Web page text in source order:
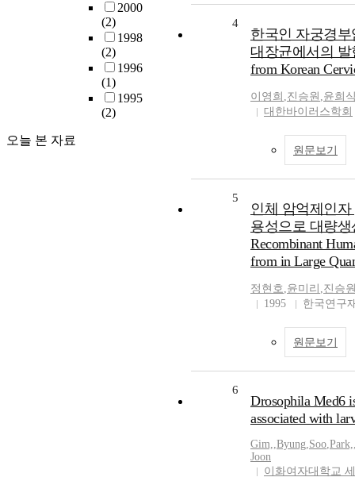
2000
(2)
1998
(2)
1996
(1)
1995
(2)
오늘 본 자료
4
한국인 자궁경부
대장균에서의 발
from Korean
이영희 ,진승원 ,윤희
대한바이러스학회
원문보기
5
인체 암억제인
용성으로 대량생
Recombinant
from in Large
정현호,윤미리 ,진승
1995
한국연구
원문보기
6
Drosophila Med6
associated with
Gim,,Byung,Soo,Park,
Joon
이화여자대학교